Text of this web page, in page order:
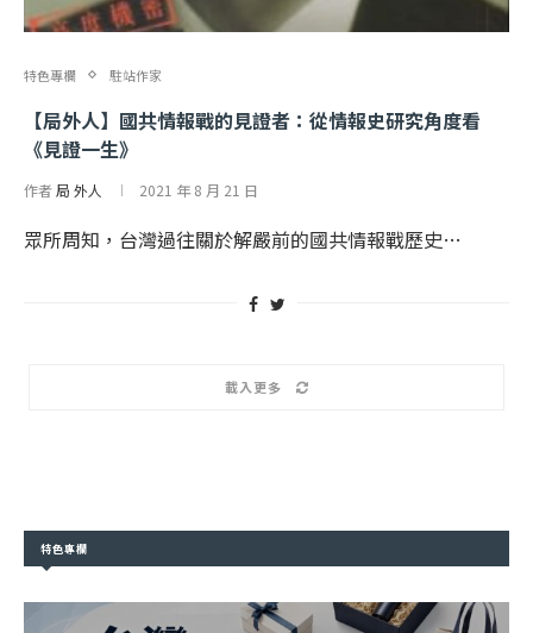
特色專欄 駐站作家
【局外人】國共情報戰的見證者：從情報史研究角度看
《見證一生》
作者 局 外人 2021 年 8 月 21 日
眾所周知，台灣過往關於解嚴前的國共情報戰歷史…
載入更多
特色專欄